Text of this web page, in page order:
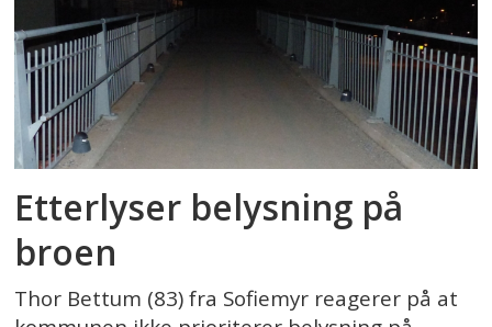
Etterlyser belysning på
broen
Thor Bettum (83) fra Sofiemyr reagerer på at